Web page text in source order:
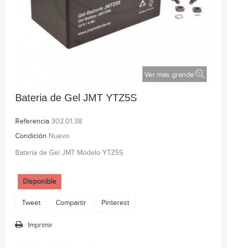
Ver más grande
Bateria de Gel JMT YTZ5S
Referencia 302.01.38
Condición Nuevo
Batería de Gel JMT Modelo YTZ5S
Disponible
Tweet Compartir Pinterest
Imprimir